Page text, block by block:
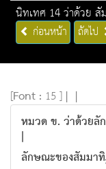
นิทเทศ 14 ว่าด้วย
ก่อนหน้า ถัดไป
[Font : 15 ] | |
หมวด ข. ว่าด้วยลั
|
ลักษณะของสัมมา